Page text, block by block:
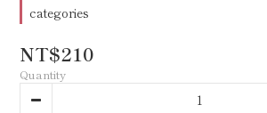
categories
NT$210
Quantity